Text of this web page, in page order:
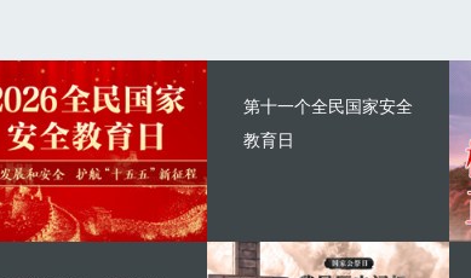
第十一个全民国家安全
教育日